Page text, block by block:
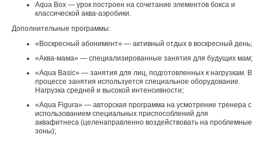
Aqua Box — урок построен на сочетание элементов бокса и
классической аква-аэробики.
Дополнительные программы:
«Воскресный абонимент» — активный отдых в воскресный день;
«Аква-мама» — специализированные занятия для будущих мам;
«Aqua Basic» — занятия для лиц, подготовленных к нагрузкам. В
процессе занятия используется специальное оборудование.
Нагрузка средней и высокой интенсивности;
«Aqua Figura» — авторская программа на усмотрение тренера с
использованием специальных приспособлений для
аквафитнеса (целенаправленно воздействовать на проблемные
зоны);